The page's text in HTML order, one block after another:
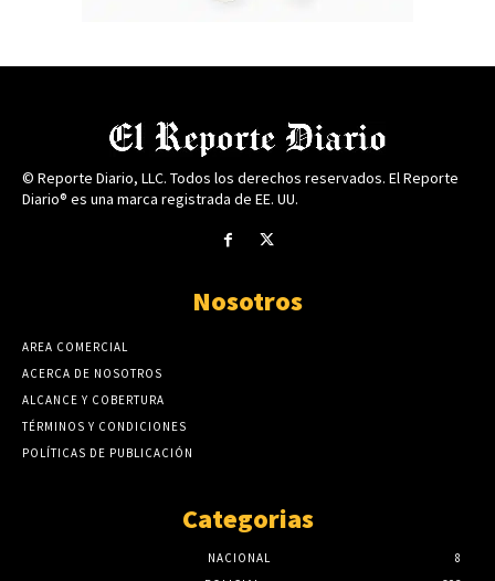
© Reporte Diario, LLC. Todos los derechos reservados. El Reporte
Diario® es una marca registrada de EE. UU.
Nosotros
AREA COMERCIAL
ACERCA DE NOSOTROS
ALCANCE Y COBERTURA
TÉRMINOS Y CONDICIONES
POLÍTICAS DE PUBLICACIÓN
Categorias
NACIONAL
8